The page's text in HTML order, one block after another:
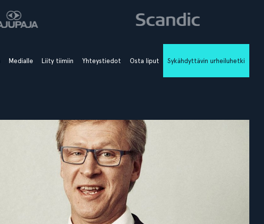
Medialle Liity tiimiin Yhteystiedot Osta liput Sykähdyttävin urheiluhetki